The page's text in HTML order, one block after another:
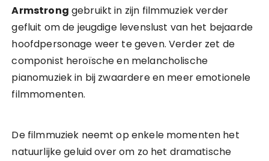
Armstrong gebruikt in zijn filmmuziek verder
gefluit om de jeugdige levenslust van het bejaarde
hoofdpersonage weer te geven. Verder zet de
componist heroïsche en melancholische
pianomuziek in bij zwaardere en meer emotionele
filmmomenten.
De filmmuziek neemt op enkele momenten het
natuurlijke geluid over om zo het dramatische